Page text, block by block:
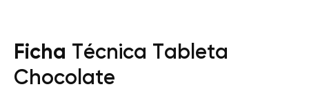
Ficha Técnica Tableta
Chocolate